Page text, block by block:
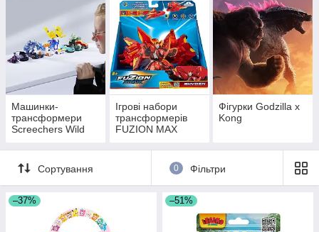
Машинки-
трансформери
Screechers Wild
Ігрові набори
трансформерів
FUZION MAX
Фігурки Godzilla x
Kong
Сортування 0 Фільтри
–37% –51%